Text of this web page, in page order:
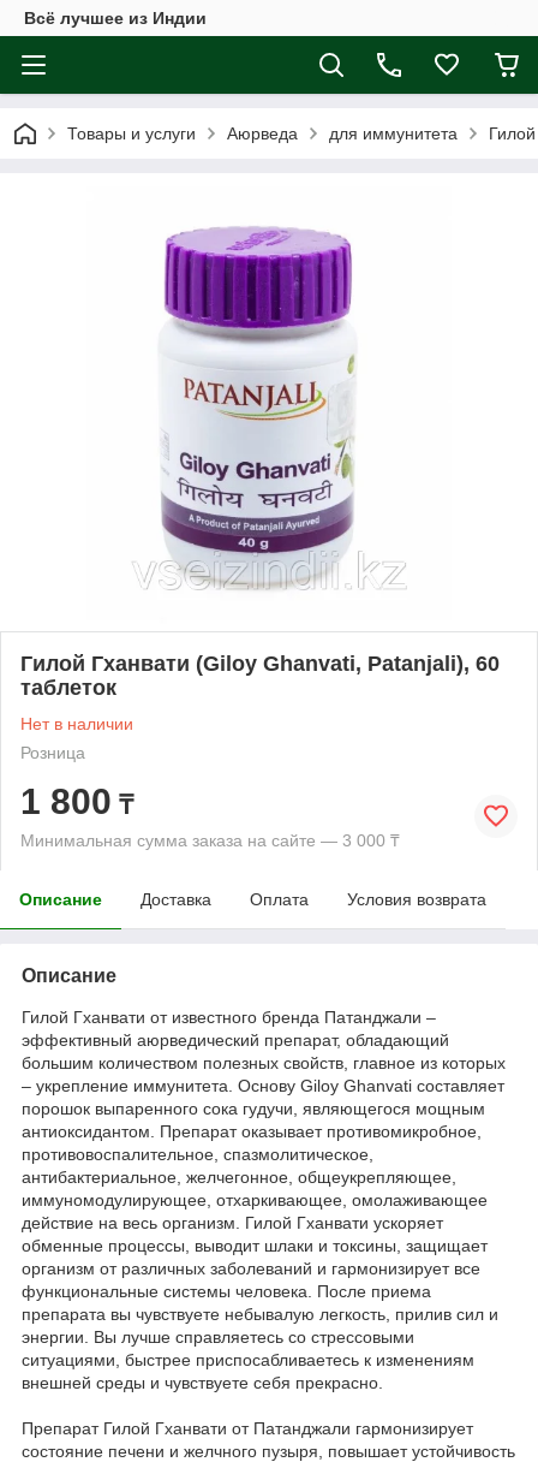
Всё лучшее из Индии
Товары и услуги Аюрведа для иммунитета
Гилой Гханвати (Giloy Ghanvati, Patanjali), 60
таблеток
Нет в наличии
Розница
1 800 ₸
Минимальная сумма заказа на сайте — 3 000 ₸
Описание Доставка Оплата Условия возврата
Описание
Гилой Гханвати от известного бренда Патанджали –
эффективный аюрведический препарат, обладающий
большим количеством полезных свойств, главное из которых
– укрепление иммунитета. Основу Giloy Ghanvati составляет
порошок выпаренного сока гудучи, являющегося мощным
антиоксидантом. Препарат оказывает противомикробное,
противовоспалительное, спазмолитическое,
антибактериальное, желчегонное, общеукрепляющее,
иммуномодулирующее, отхаркивающее, омолаживающее
действие на весь организм. Гилой Гханвати ускоряет
обменные процессы, выводит шлаки и токсины, защищает
организм от различных заболеваний и гармонизирует все
функциональные системы человека. После приема
препарата вы чувствуете небывалую легкость, прилив сил и
энергии. Вы лучше справляетесь со стрессовыми
ситуациями, быстрее приспосабливаетесь к изменениям
внешней среды и чувствуете себя прекрасно.
Препарат Гилой Гханвати от Патанджали гармонизирует
состояние печени и желчного пузыря, повышает устойчивость